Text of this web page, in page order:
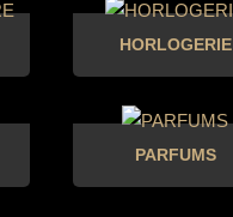
HORLOGERIE
PARFUMS